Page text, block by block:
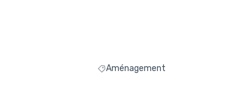
Filtrer les résultats de la catégorie :
Aménagement